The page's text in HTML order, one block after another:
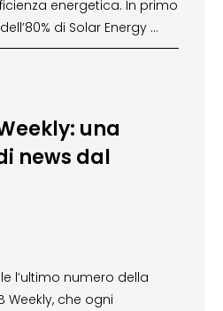
energetica. In primo
di Solar Energy …
una
news dal
l’ultimo numero della
Weekly, che ogni